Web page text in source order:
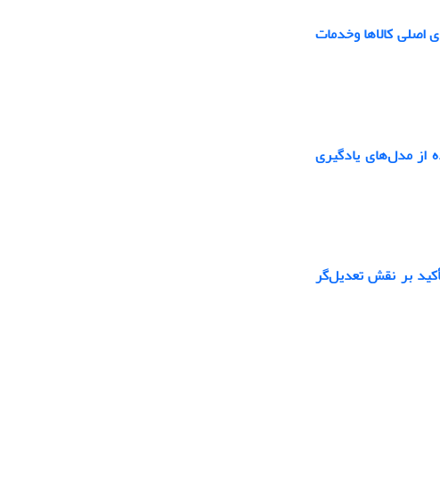
اصلی کالاها وخدمات
از مدل‌های یادگیری
بر نقش تعدیل‌گر